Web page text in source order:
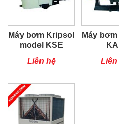
Máy bơm Kripsol
model KSE
Liên hệ
Máy
Liên